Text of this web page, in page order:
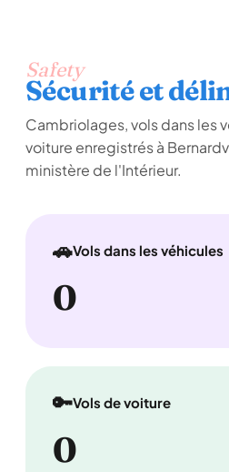
Safety
Sécurité et
Cambriolages, vols dans les
voiture enregistrés à
ministère de l'Intérieur.
🚗Vols dans les véhicules
0
🔑Vols de voiture
0